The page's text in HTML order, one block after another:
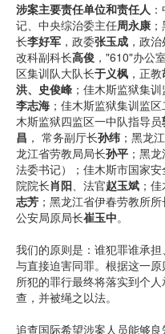
涉案主要责任单位和责任人
记、中央综治委主任周永康
长李好军 ，政委张玉成 ，政
改科副科长高俊 ，"610"办公室
区集训队大队长于义枫 ，正教
洪、史俊峰 ；佳木斯监狱集
李志海 ；佳木斯监狱集训监
木斯监狱四监区一中队指导员
昌 ， 常务副厅长孙纬 ；黑龙
龙江省劳教局局长孙平 ；黑
法委书记）；佳木斯市国家安
院院长肖阳、法官赵玉斌 ；
志芳 ；黑龙江省伊春劳教所所
公安局原局长崔玉中。
我们的原则是：谁犯罪谁承
与直接迫害同罪。根据这一
所犯的罪行最终将落实到个
查，并被绳之以法。
追查国际希望涉案人员能够